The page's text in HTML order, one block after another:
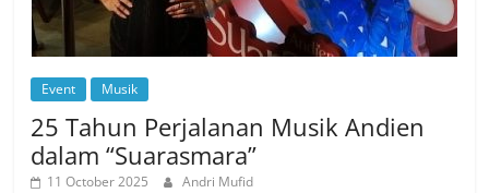
Event Musik
25 Tahun Perjalanan Musik Andien
dalam “Suarasmara”
11 October 2025 Andri Mufid